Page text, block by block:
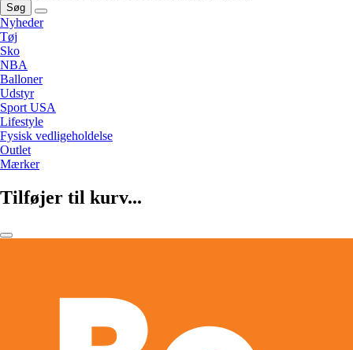
Søg
Nyheder
Tøj
Sko
NBA
Balloner
Udstyr
Sport USA
Lifestyle
Fysisk vedligeholdelse
Outlet
Mærker
Tilføjer til kurv...